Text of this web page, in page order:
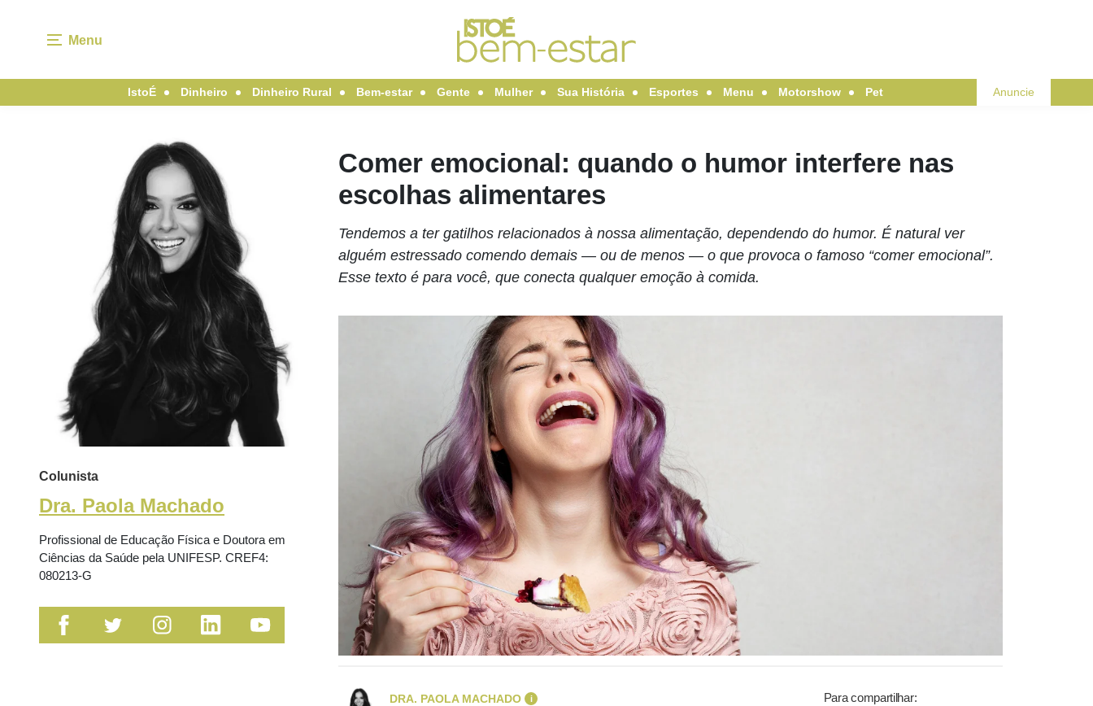
Menu
IstoÉ Dinheiro Dinheiro Rural Bem-estar Gente Mulher Sua História Esportes Menu Motorshow Pet Anuncie
Colunista
Dra. Paola Machado
Profissional de Educação Física e Doutora em
Ciências da Saúde pela UNIFESP. CREF4:
080213-G
Comer emocional: quando o humor interfere nas
escolhas alimentares
Tendemos a ter gatilhos relacionados à nossa alimentação, dependendo do humor. É natural ver
alguém estressado comendo demais — ou de menos — o que provoca o famoso “comer emocional”.
Esse texto é para você, que conecta qualquer emoção à comida.
DRA. PAOLA MACHADO i Para compartilhar: